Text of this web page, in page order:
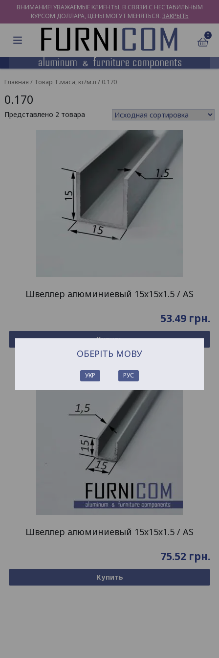
ВНИМАНИЕ! УВАЖАЕМЫЕ КЛИЕНТЫ, В СВЯЗИ С НЕСТАБИЛЬНЫМ
КУРСОМ ДОЛЛАРА, ЦЕНЫ МОГУТ МЕНЯТЬСЯ. ЗАКРЫТЬ
0
Главная / Товар Т.маса, кг/м.п / 0.170
0.170
Представлено 2 товара
Швеллер алюминиевый 15х15х1.5 / AS
53.49 грн.
Купить
Швеллер алюминиевый 15х15х1.5 / AS
75.52 грн.
Купить
ОБЕРІТЬ МОВУ
УКР РУС